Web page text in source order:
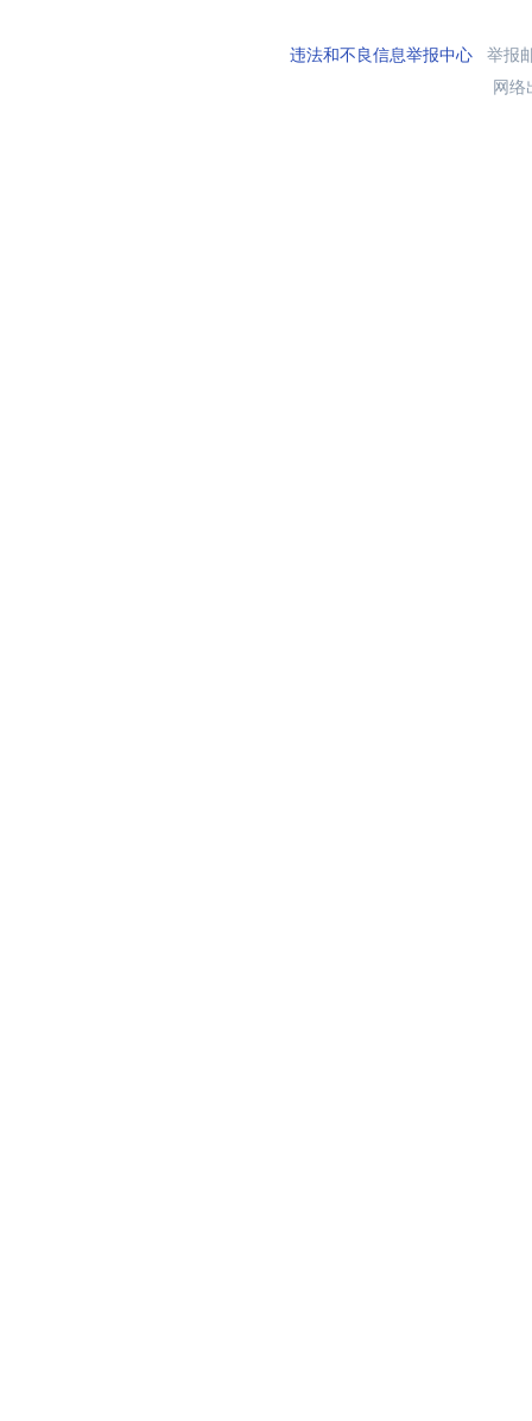
违法和不良信息举报中心举报
网